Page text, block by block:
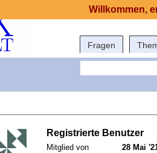
Fragen
Registrierte Benutzer
Mitglied von
28 Mai
Willkommen,